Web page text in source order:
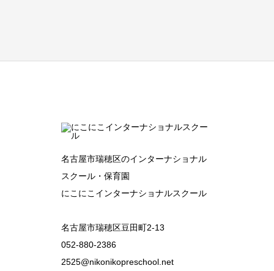
名古屋市瑞穂区のインターナショナル
スクール・保育園
にこにこインターナショナルスクール
名古屋市瑞穂区豆田町2-13
052-880-2386
2525@nikonikopreschool.net